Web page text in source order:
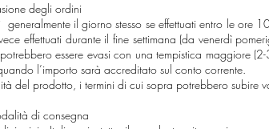
degli ordini
il giorno stesso se effettuati entro le ore
effettuati durante il fine settimana (da venerdì
essere evasi con una tempistica maggiore
l’importo sarà accreditato sul conto corrente.
del prodotto, i termini di cui sopra potrebbero subire
di consegna